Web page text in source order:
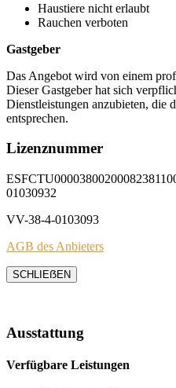
Haustiere nicht erlaubt
Rauchen verboten
Gastgeber
Das Angebot wird von einem
Dieser Gastgeber hat sich
Dienstleistungen anzubieten, die
entsprechen.
Lizenznummer
01030932
VV-38-4-0103093
AGB des Anbieters
SCHLIEẞEN
Ausstattung
Verfügbare Leistungen